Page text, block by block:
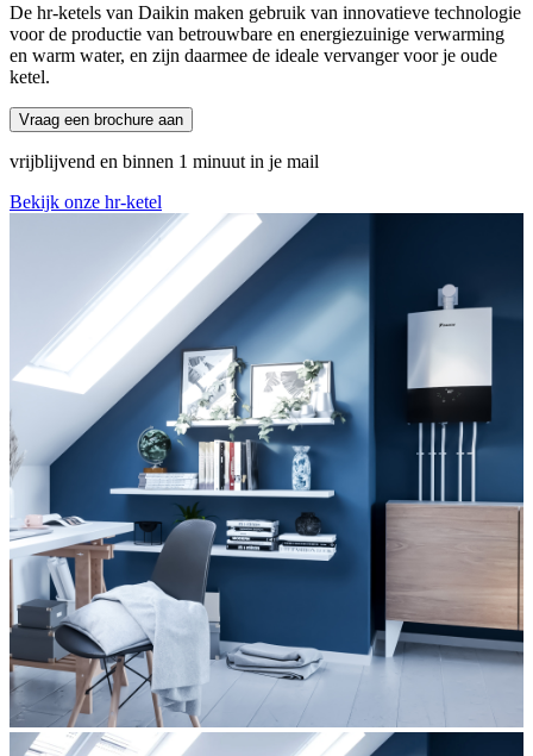
De hr-ketels van Daikin maken gebruik van innovatieve technologie
voor de productie van betrouwbare en energiezuinige verwarming
en warm water, en zijn daarmee de ideale vervanger voor je oude
ketel.
Vraag een brochure aan
vrijblijvend en binnen 1 minuut in je mail
Bekijk onze hr-ketel